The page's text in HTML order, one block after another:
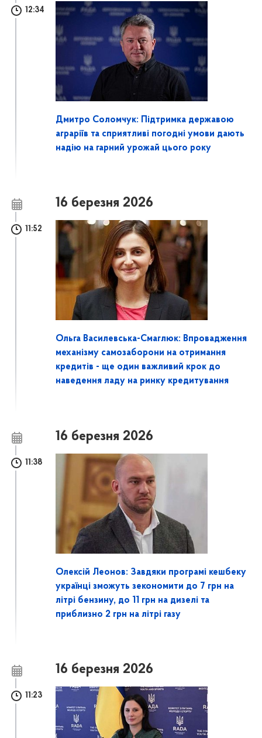
12:34
Дмитро Соломчук: Підтримка державою
аграріїв та сприятливі погодні умови дають
надію на гарний урожай цього року
16 березня 2026
11:52
Ольга Василевська-Смаглюк: Впровадження
механізму самозаборони на отримання
кредитів - ще один важливий крок до
наведення ладу на ринку кредитування
16 березня 2026
11:38
Олексій Леонов: Завдяки програмі кешбеку
українці зможуть зекономити до 7 грн на
літрі бензину, до 11 грн на дизелі та
приблизно 2 грн на літрі газу
16 березня 2026
11:23